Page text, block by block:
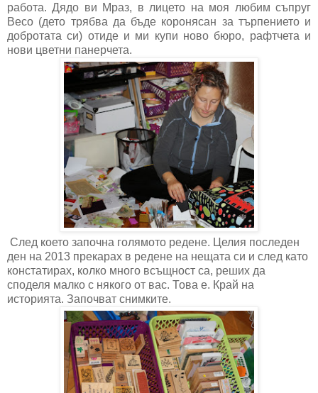
работа. Дядо ви Мраз, в лицето на моя любим съпруг
Весо (дето трябва да бъде коронясан за търпението и
добротата си) отиде и ми купи ново бюро, рафтчета и
нови цветни панерчета.
След което започна голямото редене. Целия последен
ден на 2013 прекарах в редене на нещата си и след като
констатирах, колко много всъщност са, реших да
споделя малко с някого от вас. Това е. Край на
историята. Започват снимките.